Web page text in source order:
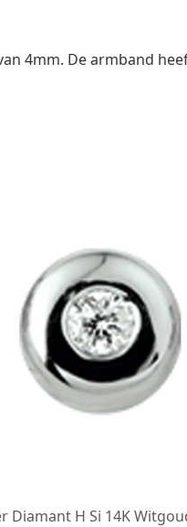
4mm. De armband
Diamant H Si 14K